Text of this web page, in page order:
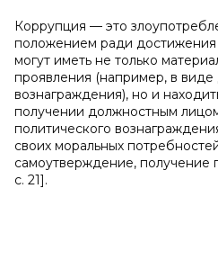
Коррупция — это
положением ради достижения
могут иметь не только
проявления (например, в
вознаграждения), но и
получении должностным
политического
своих моральных
самоутверждение, получение
с. 21].